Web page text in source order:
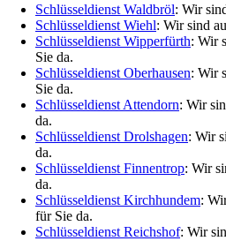
Schlüsseldienst Waldbröl: Wir
Schlüsseldienst Wiehl: Wir sind
Schlüsseldienst Wipperfürth: Wir
Sie da.
Schlüsseldienst Oberhausen: Wir
Sie da.
Schlüsseldienst Attendorn: Wir
da.
Schlüsseldienst Drolshagen: Wir
da.
Schlüsseldienst Finnentrop: Wir
da.
Schlüsseldienst Kirchhundem:
für Sie da.
Schlüsseldienst Reichshof: Wir